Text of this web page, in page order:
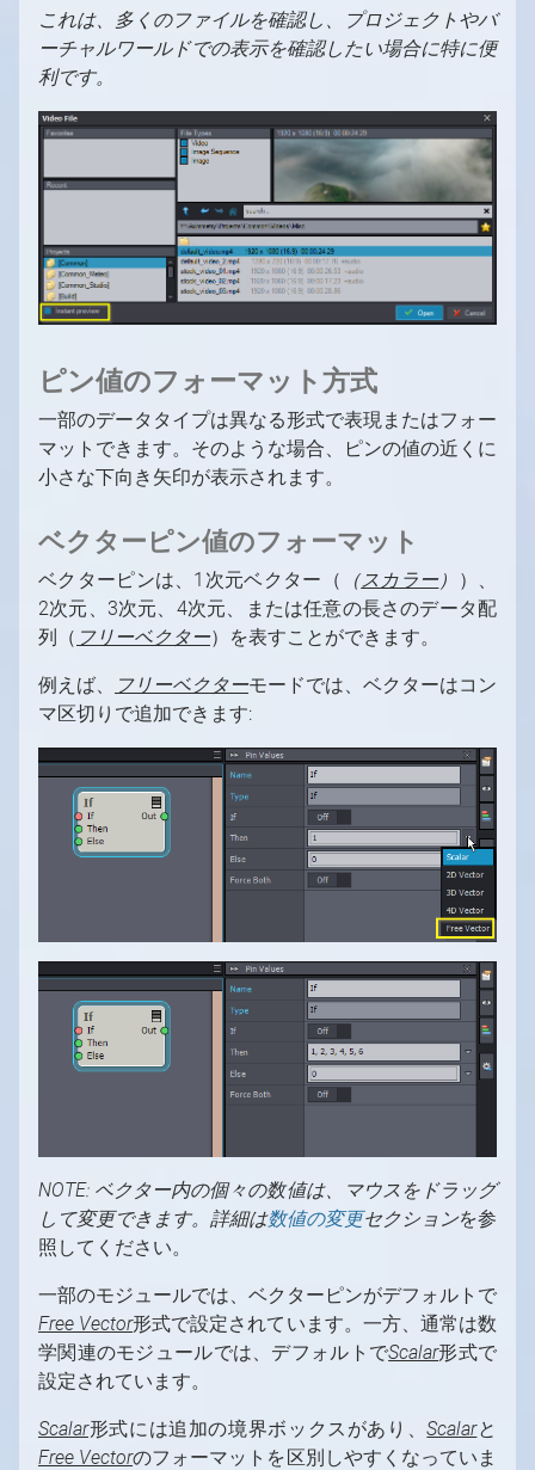
これは、多くのファイルを確認し、プロジェクトやバ
ーチャルワールドでの表示を確認したい場合に特に便
利です。
ピン値のフォーマット方式
一部のデータタイプは異なる形式で表現またはフォー
マットできます。そのような場合、ピンの値の近くに
小さな下向き矢印が表示されます。
ベクターピン値のフォーマット
ベクターピンは、1次元ベクター（ （スカラー）
）、
2次元、3次元、4次元、または任意の長さのデータ配
列（ フリーベクター）を表すことができます。
例えば、 フリーベクターモードでは、ベクターはコン
マ区切りで追加できます:
NOTE: ベクター内の個々の数値は、マウスをドラッグ
して変更できます。詳細は数値の変更セクションを参
照してください。
一部のモジュールでは、ベクターピンがデフォルトで
Free Vector形式で設定されています。一方、通常は数
学関連のモジュールでは、デフォルトでScalar形式で
設定されています。
Scalar形式には追加の境界ボックスがあり、Scalarと
Free Vectorのフォーマットを区別しやすくなっていま
1/10